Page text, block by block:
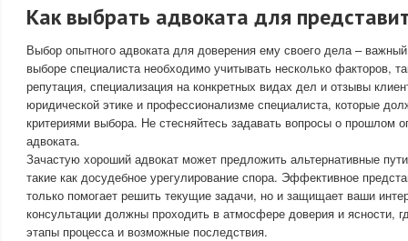
Как выбрать адвоката для
Выбор опытного адвоката для доверения ему своего дела –
выборе специалиста необходимо учитывать несколько факторов,
репутация, специализация на конкретных видах дел и отзывы
юридической этике и профессионализме специалиста, которые
критериями выбора. Не стесняйтесь задавать вопросы о прошлом
адвоката.
Зачастую хороший адвокат может предложить альтернативные
такие как досудебное урегулирование спора. Эффективное
только помогает решить текущие задачи, но и защищает ваши
консультации должны проходить в атмосфере доверия и ясности,
этапы процесса и возможные последствия.